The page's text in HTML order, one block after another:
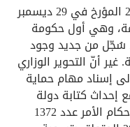
ومع صدور الأمر عدد 4796 لسنة 2011 المؤرخ في 29 ديسمبر
وهي أول حكومة
بعد انتخابات 23 أكتوبر 2011، سُجّل من جديد وجود
أنّ التحوير الوزاري
2013 أفضى إلى إسناد مهام حماية
إحداث كتابة دولة
للبيئة في الآن نفسه، وذلك وفقًا لأحكام الأمر عدد 1372